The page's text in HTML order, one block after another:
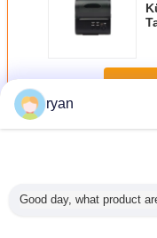
DahaKompakt
ryan
Good day, what product